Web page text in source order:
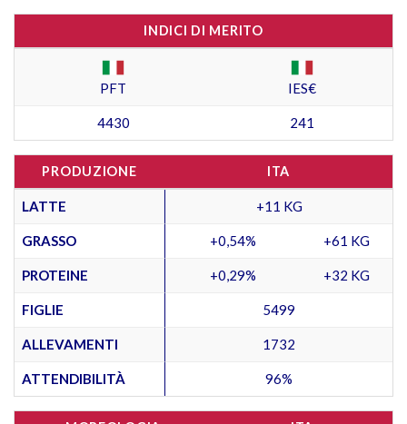
INDICI DI MERITO
PFT IES€
4430 241
PRODUZIONE ITA
LATTE +11 KG
GRASSO +0,54% +61 KG
PROTEINE +0,29% +32 KG
FIGLIE 5499
ALLEVAMENTI 1732
ATTENDIBILITÀ 96%